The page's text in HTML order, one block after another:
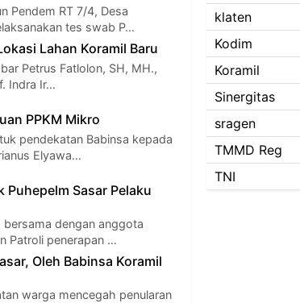
Pendem RT 7/4, Desa
tes swab P…
Lahan Koramil Baru
Petrus Fatlolon, SH, MH.,
Indra Ir…
PPKM Mikro
pendekatan Babinsa kepada
Elyawa…
Puhepelm Sasar Pelaku
dengan anggota
Patroli penerapan …
Oleh Babinsa Koramil
warga mencegah penularan
klaten
Kodim
Koramil
Sinergitas
sragen
TMMD Reg
TNI